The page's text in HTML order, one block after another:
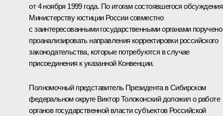
от 4 ноября 1999 года. По итогам состоявшегося обсуждения
Министерству юстиции России совместно
с заинтересованными государственными органами поручено
проанализировать направления корректировки российского
законодательства, которые потребуются в случае
присоединения к указанной Конвенции.
Полномочный представитель Президента в Сибирском
федеральном округе Виктор Толоконскийдоложил о работе
органов государственной власти субъектов Российской